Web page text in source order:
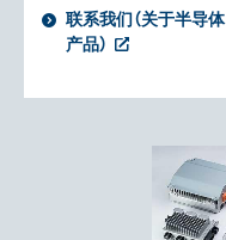
联系我们（关于半导体
产品）